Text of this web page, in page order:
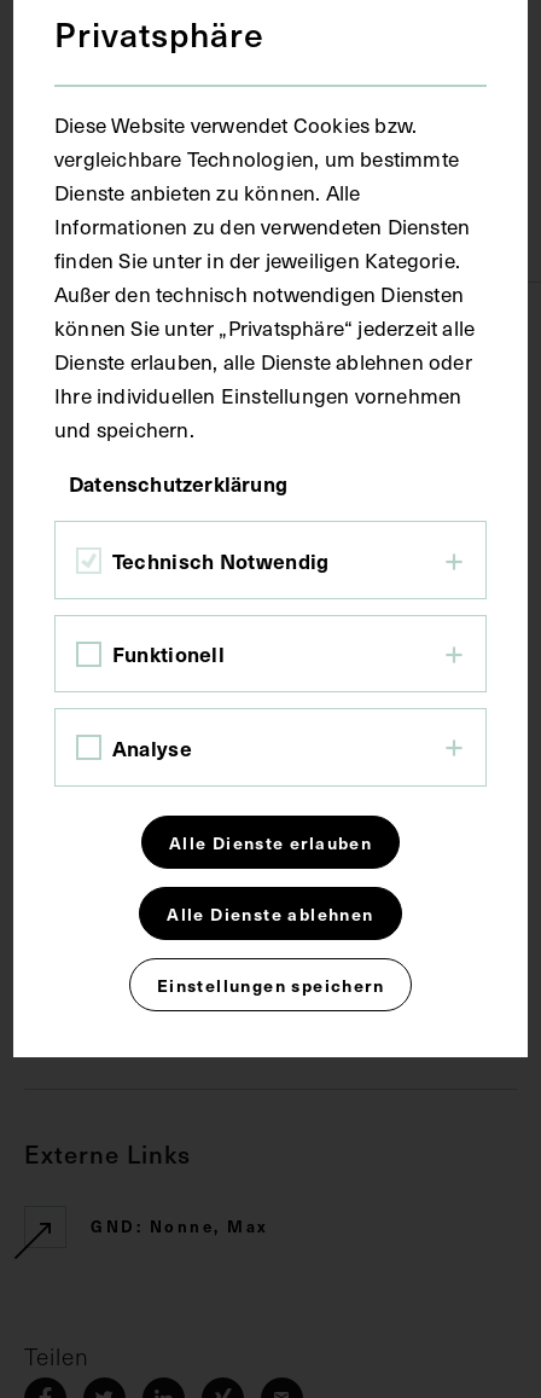
Hamburg
Material
Papier
Technik
Fotografie
Maße
Bildmaß 15,6 x 10,4 cm
Kurzbeschreibung
Reproduktion einer Zeichnung aus dem Jahr 1932.
Schlagwörter
Neurologie
Externe Links
GND: Nonne, Max
Teilen
Privatsphäre
Diese Website verwendet Cookies bzw.
vergleichbare Technologien, um bestimmte
Dienste anbieten zu können. Alle
Informationen zu den verwendeten Diensten
finden Sie unter in der jeweiligen Kategorie.
Außer den technisch notwendigen Diensten
können Sie unter „Privatsphäre“ jederzeit alle
Dienste erlauben, alle Dienste ablehnen oder
Ihre individuellen Einstellungen vornehmen
und speichern.
Datenschutzerklärung
Technisch Notwendig
Funktionell
Analyse
Alle Dienste erlauben
Alle Dienste ablehnen
Einstellungen speichern